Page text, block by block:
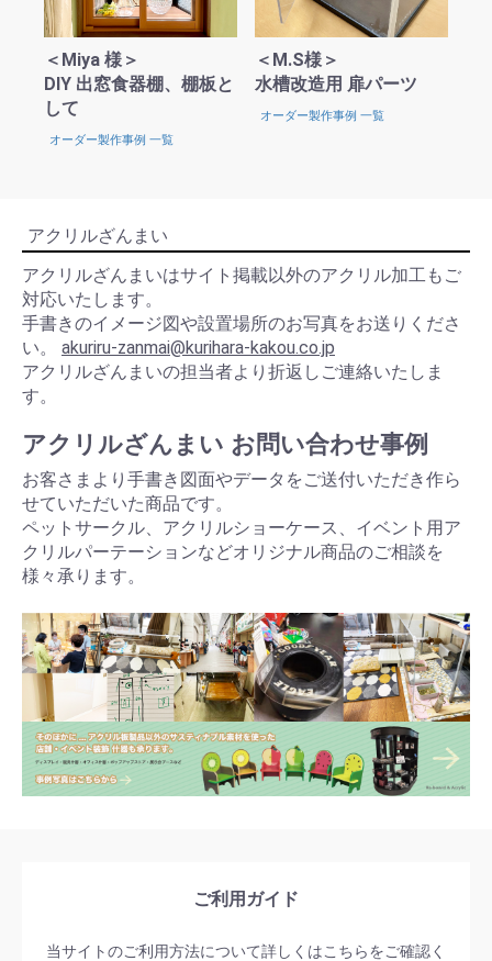
カートへ進む
＜Miya 様＞
DIY 出窓食器棚、棚板と
して
オーダー製作事例 一覧
＜M.S様＞
水槽改造用 扉パーツ
オーダー製作事例 一覧
アクリルざんまい
アクリルざんまいはサイト掲載以外のアクリル加工もご
対応いたします。
手書きのイメージ図や設置場所のお写真をお送りくださ
い。 akuriru-zanmai@kurihara-kakou.co.jp
アクリルざんまいの担当者より折返しご連絡いたしま
す。
アクリルざんまい お問い合わせ事例
お客さまより手書き図面やデータをご送付いただき作ら
せていただいた商品です。
ペットサークル、アクリルショーケース、イベント用ア
クリルパーテーションなどオリジナル商品のご相談を
様々承ります。
ご利用ガイド
当サイトのご利用方法について詳しくはこちらをご確認く